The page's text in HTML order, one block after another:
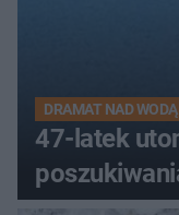
DRAMAT NAD WODĄ
47-latek